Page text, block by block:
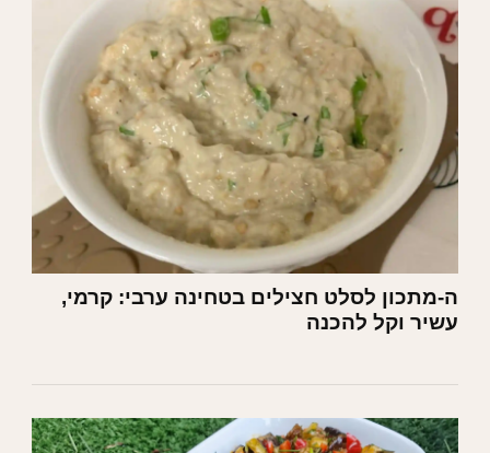
ה-מתכון לסלט חצילים בטחינה ערבי: קרמי,
עשיר וקל להכנה